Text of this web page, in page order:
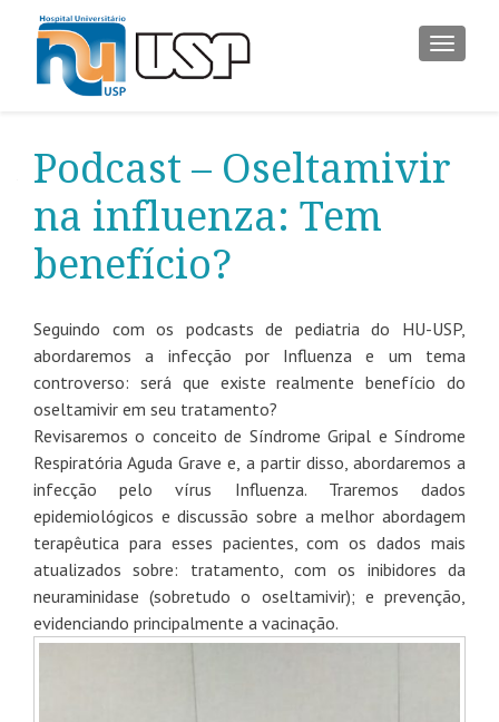
Podcast – Oseltamivir
na influenza: Tem
benefício?
Seguindo com os podcasts de pediatria do HU-USP,
abordaremos a infecção por Influenza e um tema
controverso: será que existe realmente benefício do
oseltamivir em seu tratamento?
Revisaremos o conceito de Síndrome Gripal e Síndrome
Respiratória Aguda Grave e, a partir disso, abordaremos a
infecção pelo vírus Influenza. Traremos dados
epidemiológicos e discussão sobre a melhor abordagem
terapêutica para esses pacientes, com os dados mais
atualizados sobre: tratamento, com os inibidores da
neuraminidase (sobretudo o oseltamivir); e prevenção,
evidenciando principalmente a vacinação.